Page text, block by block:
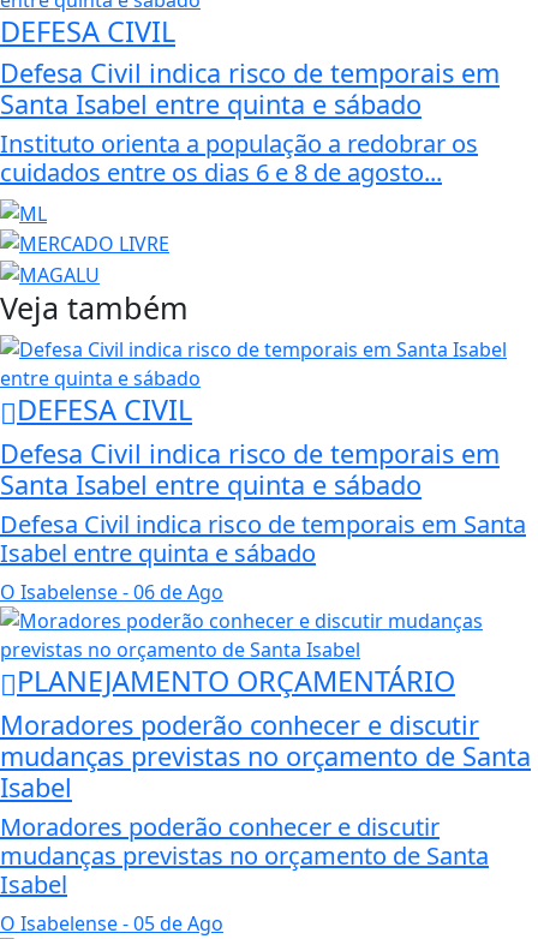
DEFESA CIVIL
Defesa Civil indica risco de temporais em
Santa Isabel entre quinta e sábado
Instituto orienta a população a redobrar os
cuidados entre os dias 6 e 8 de agosto...
Veja também
DEFESA CIVIL
Defesa Civil indica risco de temporais em
Santa Isabel entre quinta e sábado
Defesa Civil indica risco de temporais em Santa
Isabel entre quinta e sábado
O Isabelense- 06 de Ago
PLANEJAMENTO ORÇAMENTÁRIO
Moradores poderão conhecer e discutir
mudanças previstas no orçamento de Santa
Isabel
Moradores poderão conhecer e discutir
mudanças previstas no orçamento de Santa
Isabel
O Isabelense- 05 de Ago